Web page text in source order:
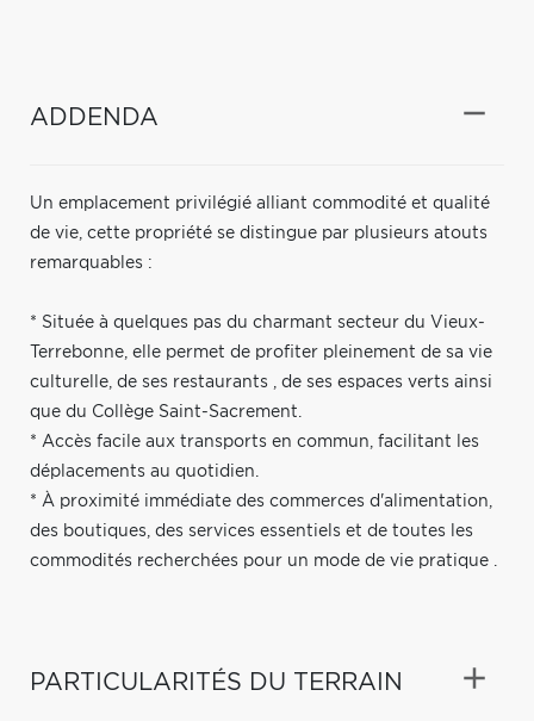
ADDENDA
Un emplacement privilégié alliant commodité et qualité
de vie, cette propriété se distingue par plusieurs atouts
remarquables :
* Située à quelques pas du charmant secteur du Vieux-
Terrebonne, elle permet de profiter pleinement de sa vie
culturelle, de ses restaurants , de ses espaces verts ainsi
que du Collège Saint-Sacrement.
* Accès facile aux transports en commun, facilitant les
déplacements au quotidien.
* À proximité immédiate des commerces d'alimentation,
des boutiques, des services essentiels et de toutes les
commodités recherchées pour un mode de vie pratique .
PARTICULARITÉS DU TERRAIN